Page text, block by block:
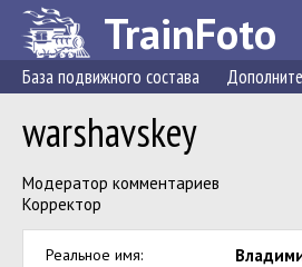
TrainFoto
База подвижного состава
warshavskey
Модератор комментариев
Корректор
Реальное имя: